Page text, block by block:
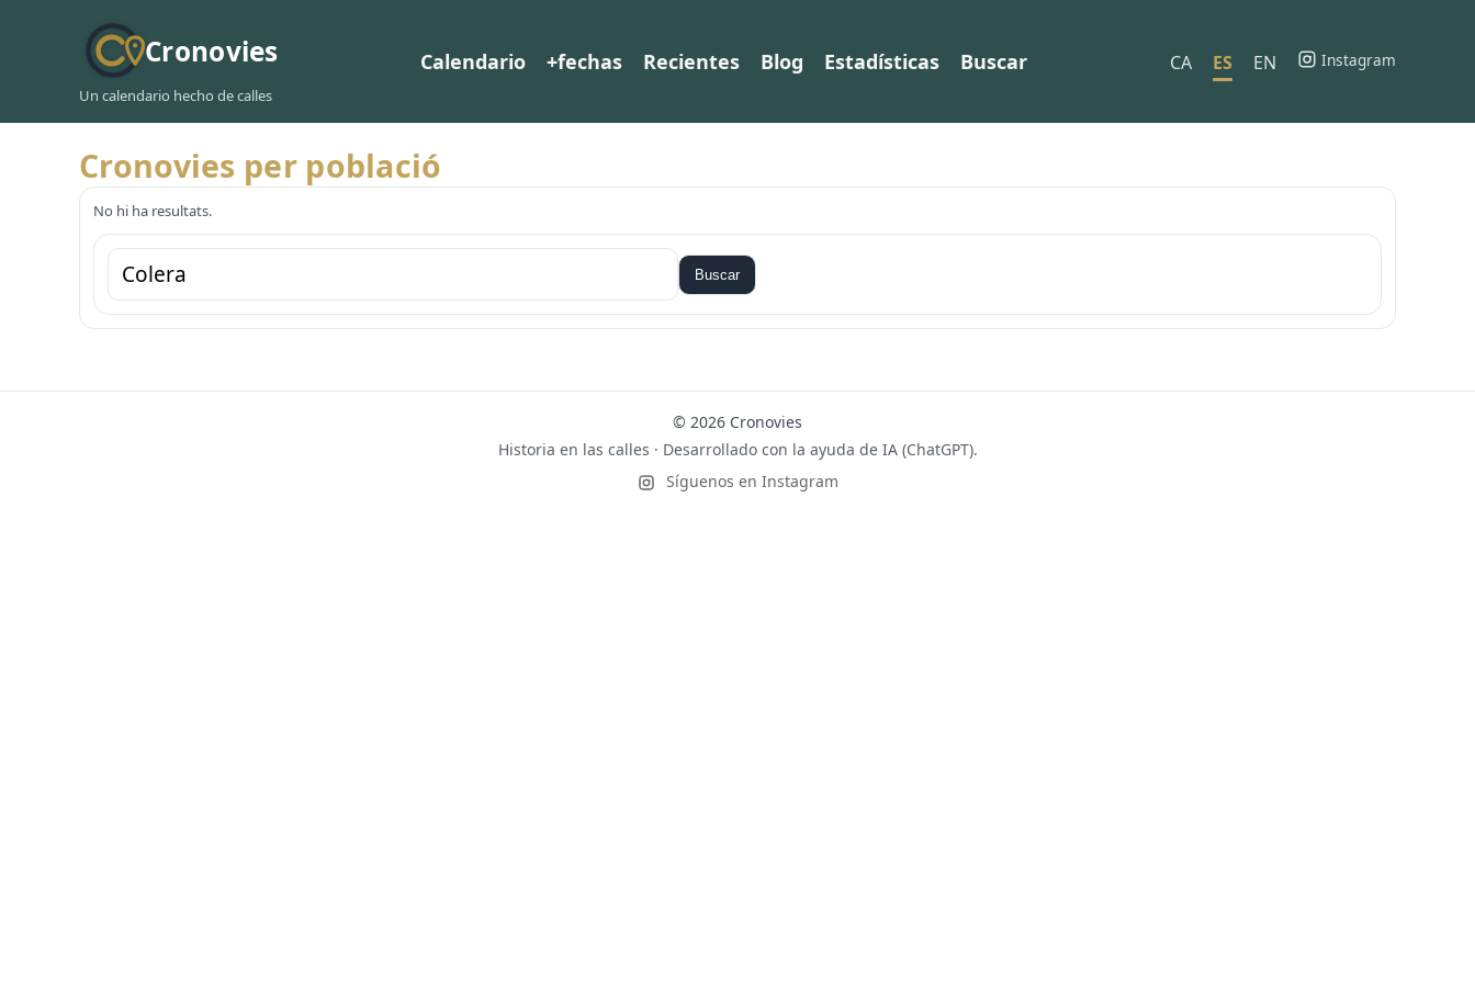
Cronovies
Un calendario hecho de calles
Calendario +fechas Recientes Blog Estadísticas Buscar CA ES EN Instagram
Cronovies per població
No hi ha resultats.
Buscar
© 2026 Cronovies
Historia en las calles · Desarrollado con la ayuda de IA (ChatGPT).
Síguenos en Instagram